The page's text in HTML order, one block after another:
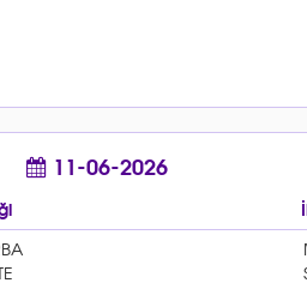
11-06-2026